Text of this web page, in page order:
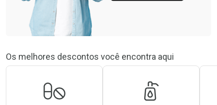
Os melhores descontos você encontra aqui